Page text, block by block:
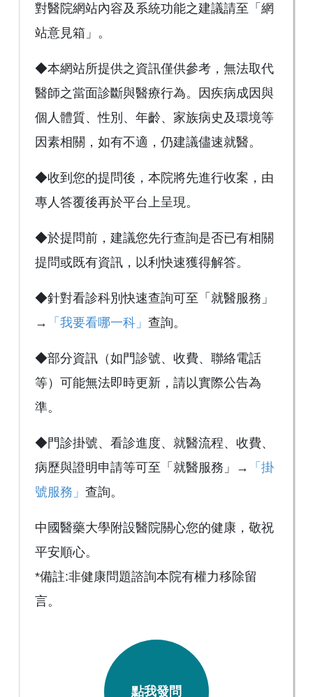
對醫院網站內容及系統功能之建議請至「網
站意見箱」。
◆本網站所提供之資訊僅供參考，無法取代
醫師之當面診斷與醫療行為。因疾病成因與
個人體質、性別、年齡、家族病史及環境等
因素相關，如有不適，仍建議儘速就醫。
◆收到您的提問後，本院將先進行收案，由
專人答覆後再於平台上呈現。
◆於提問前，建議您先行查詢是否已有相關
提問或既有資訊，以利快速獲得解答。
◆針對看診科別快速查詢可至「就醫服務」
→
「我要看哪一科」 查詢。
◆部分資訊（如門診號、收費、聯絡電話
等）可能無法即時更新，請以實際公告為
準。
◆門診掛號、看診進度、就醫流程、收費、
病歷與證明申請等可至「就醫服務」→
「掛
號服務」 查詢。
中國醫藥大學附設醫院關心您的健康，敬祝
平安順心。
*備註:非健康問題諮詢本院有權力移除留
言。
點我發問